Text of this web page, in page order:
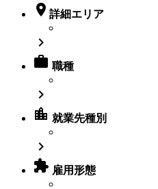
 詳細エリア

 職種

location_city 就業先種別

 雇用形態